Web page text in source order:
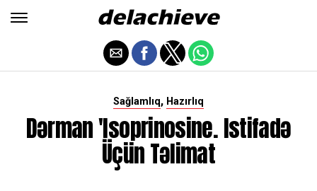
Sağlamlıq, Hazırlıq
Dərman 'Isoprinosine. Istifadə
Üçün Təlimat